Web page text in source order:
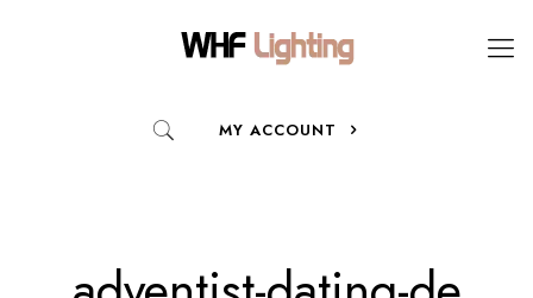
MY ACCOUNT